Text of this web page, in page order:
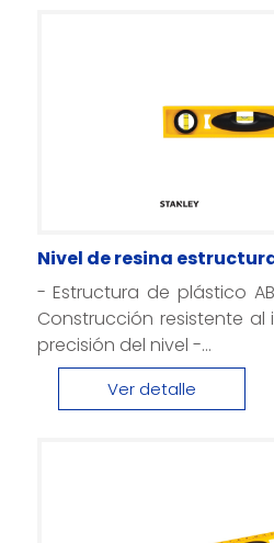
Nivel de resina
- Estructura de plástico
Construcción resistente
precisión del nivel -...
Ver detalle